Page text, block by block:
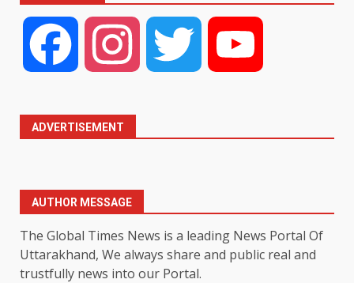
Facebook Instagram Twitter
ADVERTISEMENT
AUTHOR MESSAGE
The Global Times News is a leading News Portal Of
Uttarakhand, We always share and public real and
trustfully news into our Portal.